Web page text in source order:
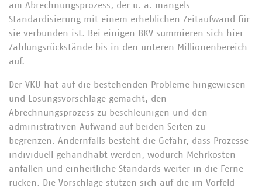
am Abrechnungsprozess, der u. a. mangels
Standardisierung mit einem erheblichen Zeitaufwand für
sie verbunden ist. Bei einigen BKV summieren sich hier
Zahlungsrückstände bis in den unteren Millionenbereich
auf.
Der VKU hat auf die bestehenden Probleme hingewiesen
und Lösungsvorschläge gemacht, den
Abrechnungsprozess zu beschleunigen und den
administrativen Aufwand auf beiden Seiten zu
begrenzen. Andernfalls besteht die Gefahr, dass Prozesse
individuell gehandhabt werden, wodurch Mehrkosten
anfallen und einheitliche Standards weiter in die Ferne
rücken. Die Vorschläge stützen sich auf die im Vorfeld